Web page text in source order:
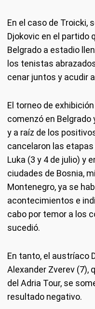
En el caso de Troicki,
Djokovic en el partido
Belgrado a estadio
los tenistas
cenar juntos y acudir
El torneo de
comenzó en Belgrado
y a raíz de los
cancelaron las
Luka (3 y 4 de julio) y
ciudades de Bosnia,
Montenegro, ya se
acontecimientos e
cabo por temor a los
sucedió.
En tanto, el austríaco
Alexander Zverev (7),
del Adria Tour, se
resultado negativo.